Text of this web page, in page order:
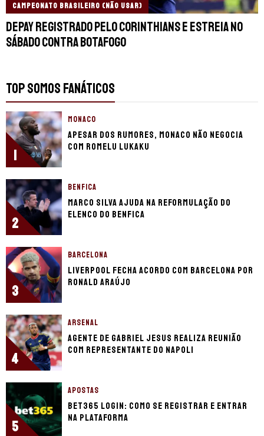
CAMPEONATO BRASILEIRO (NÃO USAR)
Depay registrado pelo Corinthians e estreia no
sábado contra Botafogo
TOP SOMOS FANÁTICOS
1
MONACO
Apesar dos rumores, Monaco não negocia
com Romelu Lukaku
2
BENFICA
Marco Silva ajuda na reformulação do
elenco do Benfica
3
BARCELONA
Liverpool fecha acordo com Barcelona por
Ronald Araújo
4
ARSENAL
Agente de Gabriel Jesus realiza reunião
com representante do Napoli
5
APOSTAS
bet365 login: como se registrar e entrar
na plataforma